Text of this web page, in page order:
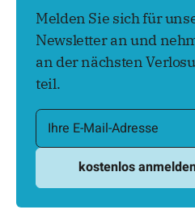
Melden Sie sich für
Newsletter an und
an der nächsten
teil.